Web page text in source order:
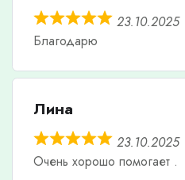
23.10.2025
Благодарю
Лина
23.10.2025
Очень хорошо помогает .